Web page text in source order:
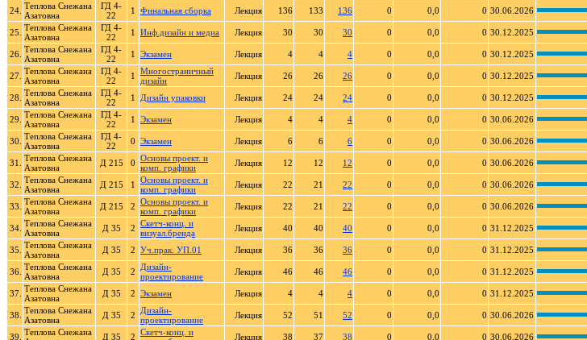
24. Теплова Снежана
Азатовна
ГД 4-
22
1 Финальная сборка Лекция 136 133 136 0 0,0 0 30.06.2026
25. Теплова Снежана
Азатовна
ГД 4-
22
1 Инф.дизайн и медиа Лекция 30 30 30 0 0,0 0 30.12.2025
26. Теплова Снежана
Азатовна
ГД 4-
22
1 Экзамен Лекция 4 4 4 0 0,0 0 30.12.2025
27. Теплова Снежана
Азатовна
ГД 4-
22
1
Многостраничный
дизайн
Лекция 26 26 26 0 0,0 0 30.12.2025
28. Теплова Снежана
Азатовна
ГД 4-
22
1 Дизайн упаковки Лекция 24 24 24 0 0,0 0 30.12.2025
29. Теплова Снежана
Азатовна
ГД 4-
22
1 Экзамен Лекция 4 4 4 0 0,0 0 30.06.2026
30. Теплова Снежана
Азатовна
ГД 4-
22
0 Экзамен Лекция 6 6 6 0 0,0 0 30.06.2026
31.
Теплова Снежана
Азатовна
Д 215 0 Основы проект. и
комп. графики
Лекция 12 12 12 0 0,0 0 30.06.2026
32. Теплова Снежана
Азатовна
Д 215 1
Основы проект. и
комп. графики
Лекция 22 21 22 0 0,0 0 30.06.2026
33. Теплова Снежана
Азатовна
Д 215 2 Основы проект. и
комп. графики
Лекция 22 21 22 0 0,0 0 30.06.2026
34. Теплова Снежана
Азатовна
Д 35 2 Скетч-конц. и
визуал.бренда
Лекция 40 40 40 0 0,0 0 31.12.2025
35. Теплова Снежана
Азатовна
Д 35 2 Уч.прак. УП.01 Лекция 36 36 36 0 0,0 0 31.12.2025
36. Теплова Снежана
Азатовна
Д 35 2
Дизайн-
проектирование
Лекция 46 46 46 0 0,0 0 31.12.2025
37. Теплова Снежана
Азатовна
Д 35 2 Экзамен Лекция 4 4 4 0 0,0 0 31.12.2025
38. Теплова Снежана
Азатовна
Д 35 2
Дизайн-
проектирование
Лекция 52 51 52 0 0,0 0 30.06.2026
39. Теплова Снежана
Д 35 2 Скетч-конц. и
Лекция 38 37 38 0 0,0 0 30.06.2026